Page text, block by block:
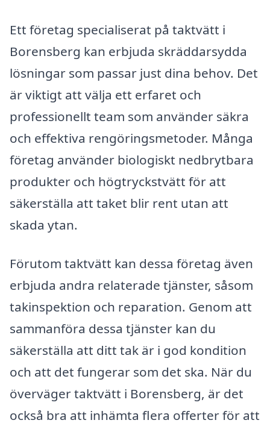
Ett företag specialiserat på taktvätt i
Borensberg kan erbjuda skräddarsydda
lösningar som passar just dina behov. Det
är viktigt att välja ett erfaret och
professionellt team som använder säkra
och effektiva rengöringsmetoder. Många
företag använder biologiskt nedbrytbara
produkter och högtryckstvätt för att
säkerställa att taket blir rent utan att
skada ytan.
Förutom taktvätt kan dessa företag även
erbjuda andra relaterade tjänster, såsom
takinspektion och reparation. Genom att
sammanföra dessa tjänster kan du
säkerställa att ditt tak är i god kondition
och att det fungerar som det ska. När du
överväger taktvätt i Borensberg, är det
också bra att inhämta flera offerter för att